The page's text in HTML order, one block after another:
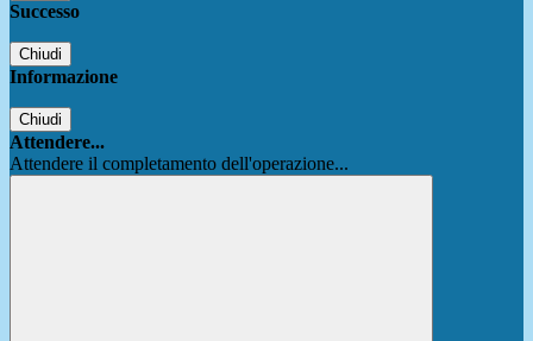
Successo
Chiudi
Informazione
Chiudi
Attendere...
Attendere il completamento dell'operazione...